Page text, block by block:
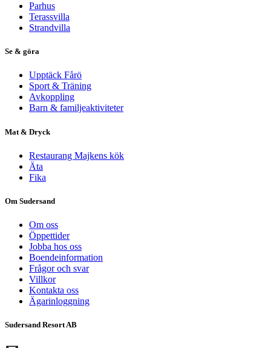
Parhus
Terassvilla
Strandvilla
Se & göra
Upptäck Fårö
Sport & Träning
Avkoppling
Barn & familjeaktiviteter
Mat & Dryck
Restaurang Majkens kök
Äta
Fika
Om Sudersand
Om oss
Öppettider
Jobba hos oss
Boendeinformation
Frågor och svar
Villkor
Kontakta oss
Ägarinloggning
Sudersand Resort AB